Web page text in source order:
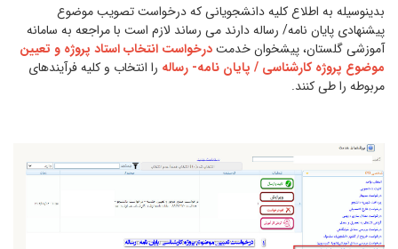
بدینوسیله به اطلاع کلیه دانشجویانی که درخواست تصویب موضوع
پیشنهادی پایان نامه/ رساله دارند می رساند لازم است با مراجعه به سامانه
آموزشی گلستان، پیشخوان خدمتدرخواست انتخاب استاد پروژه و تعیین
موضوع پروژه کارشناسی / پایان نامه- رساله را انتخاب و کلیه فرآیندهای
مربوطه را طی کنند.